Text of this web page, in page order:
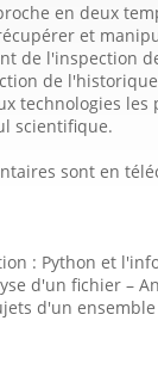
en deux
et
de l'inspection
de
technologies
scientifique.
sont en
: Python et
d'un fichier –
d'un